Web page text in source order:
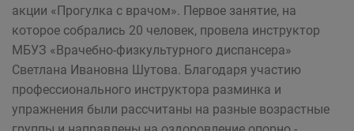
акции «Прогулка с врачом». Первое занятие, на
которое собрались 20 человек, провела инструктор
МБУЗ «Врачебно-физкультурного диспансера»
Светлана Ивановна Шутова. Благодаря участию
профессионального инструктора разминка и
упражнения были рассчитаны на разные возрастные